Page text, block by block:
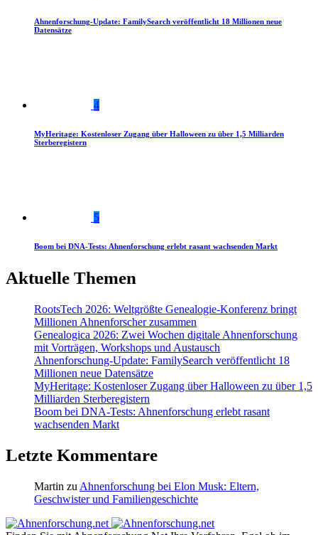
Ahnenforschung-Update: FamilySearch veröffentlicht 18 Millionen neue
Datensätze
4
MyHeritage: Kostenloser Zugang über Halloween zu über 1,5 Milliarden
Sterberegistern
5
Boom bei DNA-Tests: Ahnenforschung erlebt rasant wachsenden Markt
Aktuelle Themen
RootsTech 2026: Weltgrößte Genealogie-Konferenz bringt
Millionen Ahnenforscher zusammen
Genealogica 2026: Zwei Wochen digitale Ahnenforschung
mit Vorträgen, Workshops und Austausch
Ahnenforschung-Update: FamilySearch veröffentlicht 18
Millionen neue Datensätze
MyHeritage: Kostenloser Zugang über Halloween zu über 1,5
Milliarden Sterberegistern
Boom bei DNA-Tests: Ahnenforschung erlebt rasant
wachsenden Markt
Letzte Kommentare
Martin zu Ahnenforschung bei Elon Musk: Eltern,
Geschwister und Familiengeschichte